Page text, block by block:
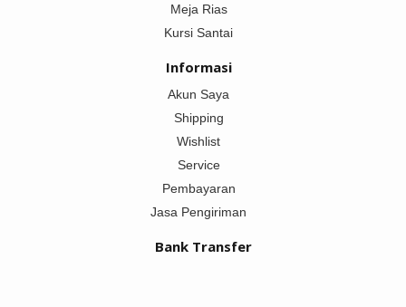
Meja Rias
Kursi Santai
Informasi
Akun Saya
Shipping
Wishlist
Service
Pembayaran
Jasa Pengiriman
Bank Transfer